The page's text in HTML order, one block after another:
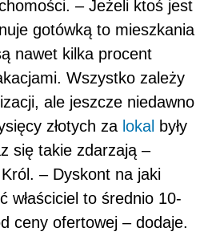
– Jeżeli ktoś jest
gotówką to mieszkania
nawet kilka procent
Wszystko zależy
ale jeszcze niedawno
złotych za lokal były
się takie zdarzają –
– Dyskont na jaki
właściciel to średnio 10-
ceny ofertowej – dodaje.